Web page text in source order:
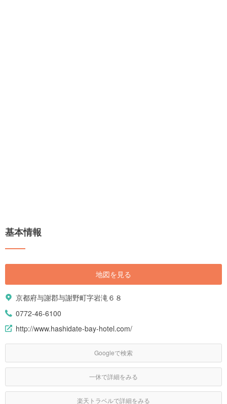
基本情報
地図を見る
京都府与謝郡与謝野町字岩滝６８
0772-46-6100
http://www.hashidate-bay-hotel.com/
Googleで検索
一休で詳細をみる
楽天トラベルで詳細をみる